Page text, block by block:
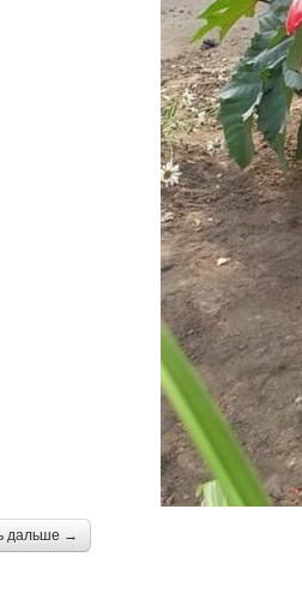
дальше →